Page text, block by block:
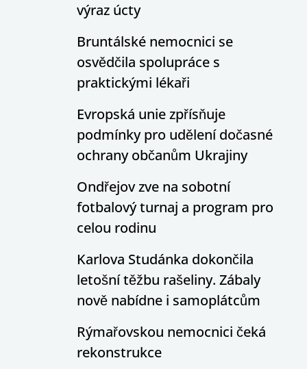
výraz úcty
Bruntálské nemocnici se
osvědčila spolupráce s
praktickými lékaři
Evropská unie zpřísňuje
podmínky pro udělení dočasné
ochrany občanům Ukrajiny
Ondřejov zve na sobotní
fotbalový turnaj a program pro
celou rodinu
Karlova Studánka dokončila
letošní těžbu rašeliny. Zábaly
nově nabídne i samoplátcům
Rýmařovskou nemocnici čeká
rekonstrukce